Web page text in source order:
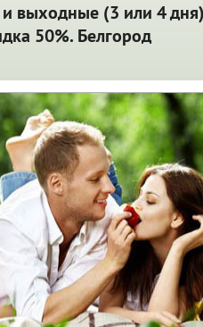
выходные (3 или 4
50%. Белгород